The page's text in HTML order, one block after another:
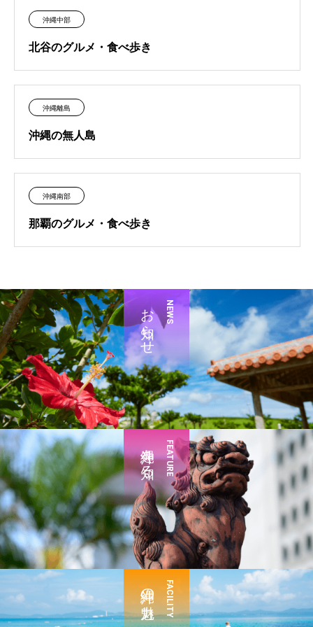
沖縄中部
北谷のグルメ・食べ歩き
沖縄離島
沖縄の無人島
沖縄南部
那覇のグルメ・食べ歩き
NEWS
お知らせ
FEATURE
沖縄を知る
FACILITY
沖縄の魅力